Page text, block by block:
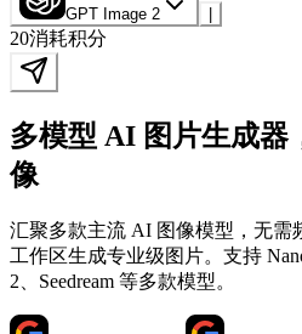
GPT Image 2
20消耗积分
多模型 AI 图片生成器
像
汇聚多款主流 AI 图像模型，无需
工作区生成专业级图片。支持
2、Seedream 等多款模型。